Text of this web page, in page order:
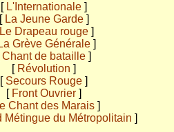
[ L'Internationale ]
[ La Jeune Garde]
Le Drapeau rouge ]
La Grève Générale ]
Chant de bataille ]
[ Révolution ]
[ Secours Rouge ]
[ Front Ouvrier ]
Chant des Marais ]
Métingue du Métropolitain ]